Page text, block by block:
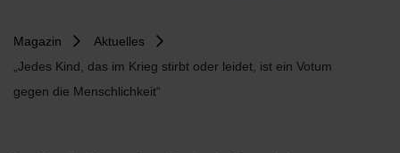
Magazin
Aktuelles
„Jedes Kind, das im Krieg stirbt oder leidet, ist ein Votum
gegen die Menschlichkeit“